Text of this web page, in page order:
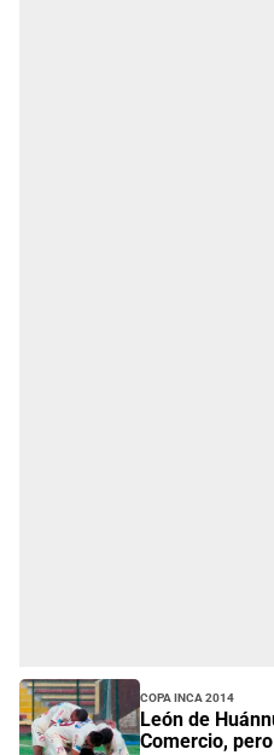
Copa Inca 2014
León de
Comercio,